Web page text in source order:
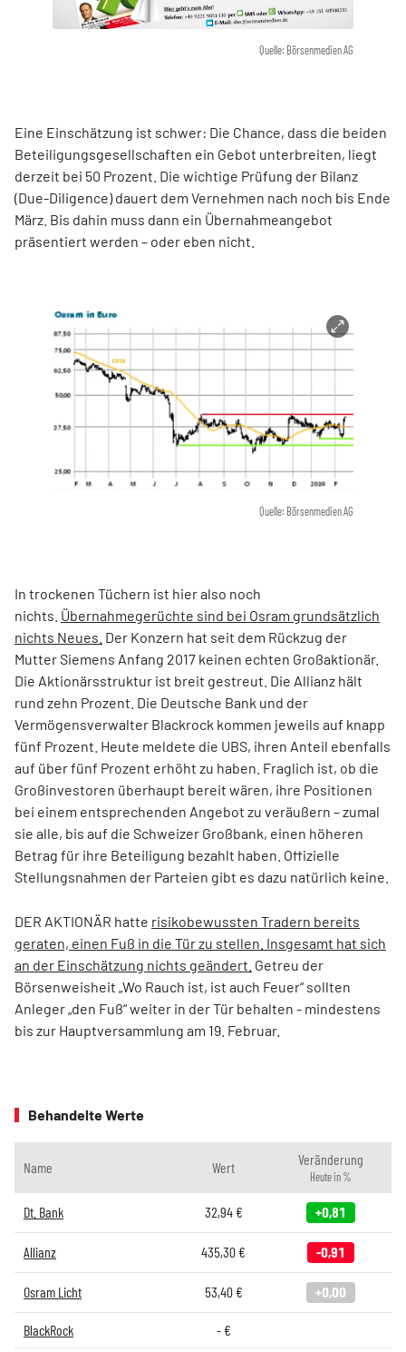
Quelle: Börsenmedien AG
Eine Einschätzung ist schwer: Die Chance, dass die beiden
Beteiligungsgesellschaften ein Gebot unterbreiten, liegt
derzeit bei 50 Prozent. Die wichtige Prüfung der Bilanz
(Due-Diligence) dauert dem Vernehmen nach noch bis Ende
März. Bis dahin muss dann ein Übernahmeangebot
präsentiert werden – oder eben nicht.
Quelle: Börsenmedien AG
In trockenen Tüchern ist hier also noch
nichts. Übernahmegerüchte sind bei Osram grundsätzlich
nichts Neues. Der Konzern hat seit dem Rückzug der
Mutter Siemens Anfang 2017 keinen echten Großaktionär.
Die Aktionärsstruktur ist breit gestreut. Die Allianz hält
rund zehn Prozent. Die Deutsche Bank und der
Vermögensverwalter Blackrock kommen jeweils auf knapp
fünf Prozent. Heute meldete die UBS, ihren Anteil ebenfalls
auf über fünf Prozent erhöht zu haben. Fraglich ist, ob die
Großinvestoren überhaupt bereit wären, ihre Positionen
bei einem entsprechenden Angebot zu veräußern – zumal
sie alle, bis auf die Schweizer Großbank, einen höheren
Betrag für ihre Beteiligung bezahlt haben. Offizielle
Stellungsnahmen der Parteien gibt es dazu natürlich keine.
DER AKTIONÄR hatte risikobewussten Tradern bereits
geraten, einen Fuß in die Tür zu stellen. Insgesamt hat sich
an der Einschätzung nichts geändert. Getreu der
Börsenweisheit „Wo Rauch ist, ist auch Feuer“ sollten
Anleger „den Fuß“ weiter in der Tür behalten - mindestens
bis zur Hauptversammlung am 19. Februar.
Behandelte Werte
Name Wert Veränderung
Heute in %
Dt. Bank 32,94€ +0,81
Allianz 435,30 € -0,91
Osram Licht 53,40€ +0,00
BlackRock -€